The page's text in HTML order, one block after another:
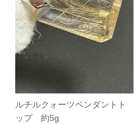
ルチルクォーツペンダントト
ップ 約5g